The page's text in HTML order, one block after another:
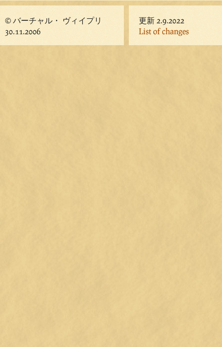
© バーチャル・ ヴィイプリ
30.11.2006
更新 2.9.2022
List of changes